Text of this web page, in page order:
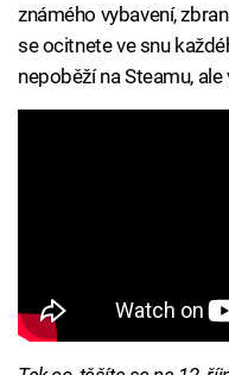
známého vybavení,
se ocitnete ve snu
nepoběží na Steamu,